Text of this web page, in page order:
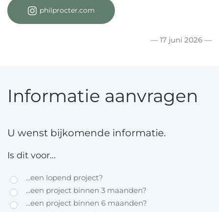
philprocter.com
— 17 juni 2026 —
Informatie aanvragen
U wenst bijkomende informatie.
Is dit voor...
...een lopend project?
...een project binnen 3 maanden?
...een project binnen 6 maanden?